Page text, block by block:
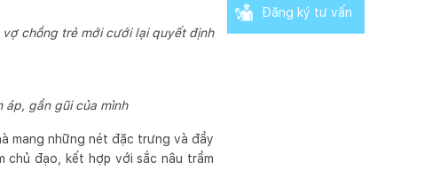
chồng trẻ mới cưới lại quyết định
áp, gần gũi của mình
mang những nét đặc trưng và đầy
chủ đạo, kết hợp với sắc nâu trầm
Đăng ký tư vấn